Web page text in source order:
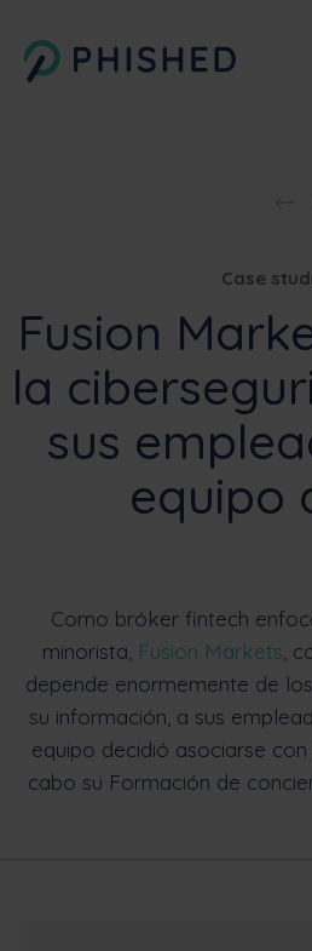
Case
Fusion
la
sus
equipo
Como bróker fintech
minorista, Fusion Markets ,
depende enormemente de
su información, a sus
equipo decidió asociarse
cabo su Formación de